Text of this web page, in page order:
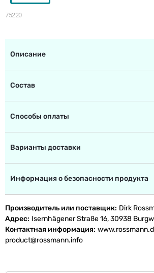
75220
Описание
Состав
Способы оплаты
Варианты доставки
Информация о безопасности продукта
Производитель или поставщик Dirk
Адрес Isernhägener Straße 16, 30938
Контактная информация
product@rossmann.info